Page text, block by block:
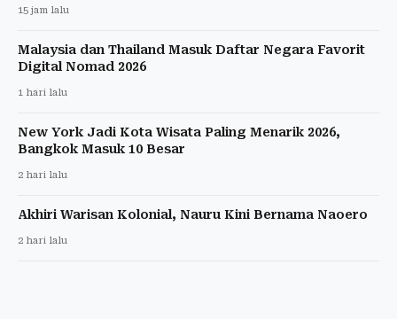
15 jam lalu
Malaysia dan Thailand Masuk Daftar Negara Favorit
Digital Nomad 2026
1 hari lalu
New York Jadi Kota Wisata Paling Menarik 2026,
Bangkok Masuk 10 Besar
2 hari lalu
Akhiri Warisan Kolonial, Nauru Kini Bernama Naoero
2 hari lalu